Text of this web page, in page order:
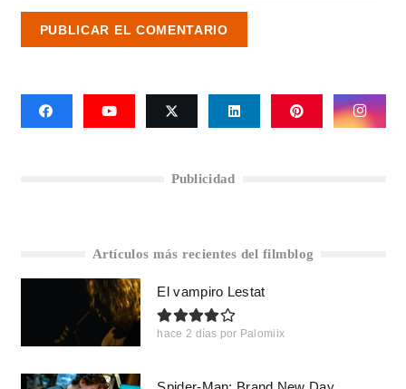
PUBLICAR EL COMENTARIO
Publicidad
Artículos más recientes del filmblog
El vampiro Lestat
hace 2 días por Palomiix